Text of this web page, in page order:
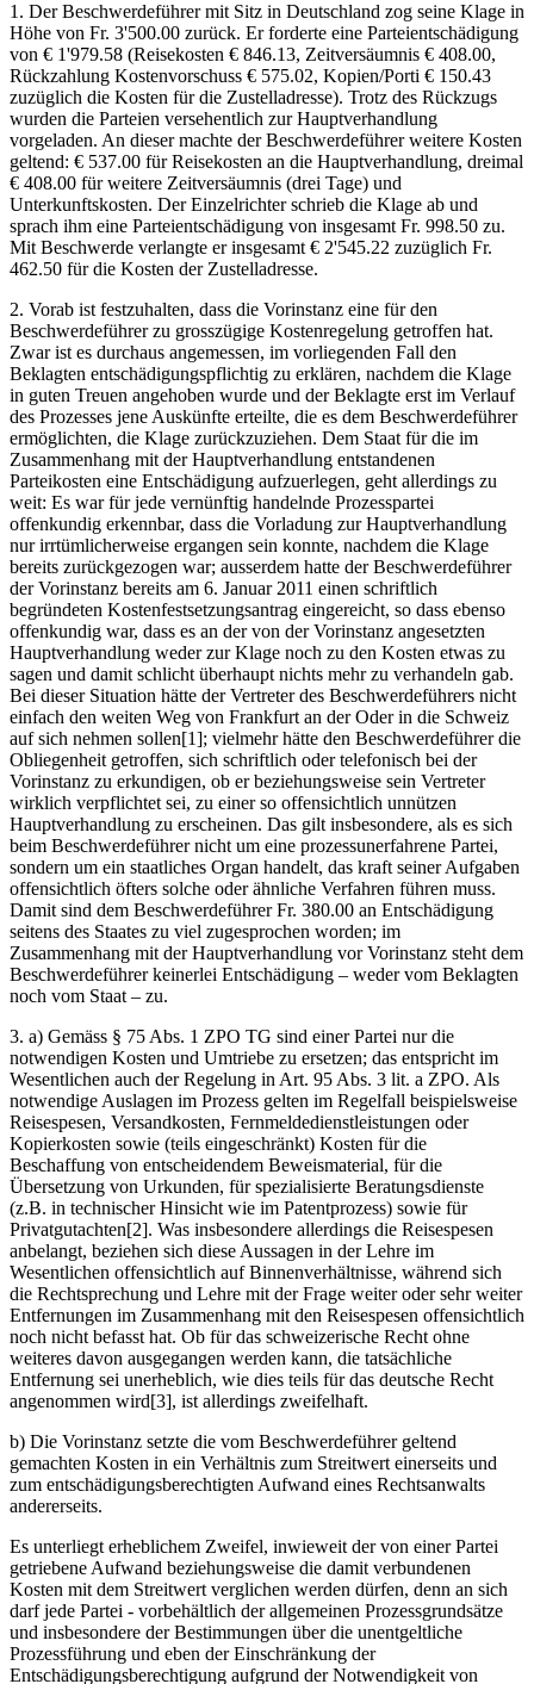
1. Der Beschwerdeführer mit Sitz in Deutschland zog seine Klage in
Höhe von Fr. 3'500.00 zurück. Er forderte eine Parteientschädigung
von € 1'979.58 (Reisekosten € 846.13, Zeitversäumnis € 408.00,
Rückzahlung Kostenvorschuss € 575.02, Kopien/Porti € 150.43
zuzüglich die Kosten für die Zustelladresse). Trotz des Rückzugs
wurden die Parteien versehentlich zur Hauptverhandlung
vorgeladen. An dieser machte der Beschwerdeführer weitere Kosten
geltend: € 537.00 für Reisekosten an die Hauptverhandlung, dreimal
€ 408.00 für weitere Zeitversäumnis (drei Tage) und
Unterkunftskosten. Der Einzelrichter schrieb die Klage ab und
sprach ihm eine Parteientschädigung von insgesamt Fr. 998.50 zu.
Mit Beschwerde verlangte er insgesamt € 2'545.22 zuzüglich Fr.
462.50 für die Kosten der Zustelladresse.
2. Vorab ist festzuhalten, dass die Vorinstanz eine für den
Beschwerdeführer zu grosszügige Kostenregelung getroffen hat.
Zwar ist es durchaus angemessen, im vorliegenden Fall den
Beklagten entschädigungspflichtig zu erklären, nachdem die Klage
in guten Treuen angehoben wurde und der Beklagte erst im Verlauf
des Prozesses jene Auskünfte erteilte, die es dem Beschwerdeführer
ermöglichten, die Klage zurückzuziehen. Dem Staat für die im
Zusammenhang mit der Hauptverhandlung entstandenen
Parteikosten eine Entschädigung aufzuerlegen, geht allerdings zu
weit: Es war für jede vernünftig handelnde Prozesspartei
offenkundig erkennbar, dass die Vorladung zur Hauptverhandlung
nur irrtümlicherweise ergangen sein konnte, nachdem die Klage
bereits zurückgezogen war; ausserdem hatte der Beschwerdeführer
der Vorinstanz bereits am 6. Januar 2011 einen schriftlich
begründeten Kostenfestsetzungsantrag eingereicht, so dass ebenso
offenkundig war, dass es an der von der Vorinstanz angesetzten
Hauptverhandlung weder zur Klage noch zu den Kosten etwas zu
sagen und damit schlicht überhaupt nichts mehr zu verhandeln gab.
Bei dieser Situation hätte der Vertreter des Beschwerdeführers nicht
einfach den weiten Weg von Frankfurt an der Oder in die Schweiz
auf sich nehmen sollen[1]; vielmehr hätte den Beschwerdeführer die
Obliegenheit getroffen, sich schriftlich oder telefonisch bei der
Vorinstanz zu erkundigen, ob er beziehungsweise sein Vertreter
wirklich verpflichtet sei, zu einer so offensichtlich unnützen
Hauptverhandlung zu erscheinen. Das gilt insbesondere, als es sich
beim Beschwerdeführer nicht um eine prozessunerfahrene Partei,
sondern um ein staatliches Organ handelt, das kraft seiner Aufgaben
offensichtlich öfters solche oder ähnliche Verfahren führen muss.
Damit sind dem Beschwerdeführer Fr. 380.00 an Entschädigung
seitens des Staates zu viel zugesprochen worden; im
Zusammenhang mit der Hauptverhandlung vor Vorinstanz steht dem
Beschwerdeführer keinerlei Entschädigung – weder vom Beklagten
noch vom Staat – zu.
3. a) Gemäss § 75 Abs. 1 ZPO TG sind einer Partei nur die
notwendigen Kosten und Umtriebe zu ersetzen; das entspricht im
Wesentlichen auch der Regelung in Art. 95 Abs. 3 lit. a ZPO. Als
notwendige Auslagen im Prozess gelten im Regelfall beispielsweise
Reisespesen, Versandkosten, Fernmeldedienstleistungen oder
Kopierkosten sowie (teils eingeschränkt) Kosten für die
Beschaffung von entscheidendem Beweismaterial, für die
Übersetzung von Urkunden, für spezialisierte Beratungsdienste
(z.B. in technischer Hinsicht wie im Patentprozess) sowie für
Privatgutachten[2]. Was insbesondere allerdings die Reisespesen
anbelangt, beziehen sich diese Aussagen in der Lehre im
Wesentlichen offensichtlich auf Binnenverhältnisse, während sich
die Rechtsprechung und Lehre mit der Frage weiter oder sehr weiter
Entfernungen im Zusammenhang mit den Reisespesen offensichtlich
noch nicht befasst hat. Ob für das schweizerische Recht ohne
weiteres davon ausgegangen werden kann, die tatsächliche
Entfernung sei unerheblich, wie dies teils für das deutsche Recht
angenommen wird[3], ist allerdings zweifelhaft.
b) Die Vorinstanz setzte die vom Beschwerdeführer geltend
gemachten Kosten in ein Verhältnis zum Streitwert einerseits und
zum entschädigungsberechtigten Aufwand eines Rechtsanwalts
andererseits.
Es unterliegt erheblichem Zweifel, inwieweit der von einer Partei
getriebene Aufwand beziehungsweise die damit verbundenen
Kosten mit dem Streitwert verglichen werden dürfen, denn an sich
darf jede Partei - vorbehältlich der allgemeinen Prozessgrundsätze
und insbesondere der Bestimmungen über die unentgeltliche
Prozessführung und eben der Einschränkung der
Entschädigungsberechtigung aufgrund der Notwendigkeit von